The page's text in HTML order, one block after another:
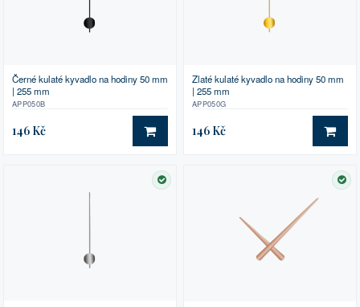
Černé kulaté kyvadlo na hodiny 50 mm
| 255 mm
APP050B
146 Kč DO KOŠÍKU
Zlaté kulaté kyvadlo na hodiny 50 mm
| 255 mm
APP050G
146 Kč DO
SKLADEM